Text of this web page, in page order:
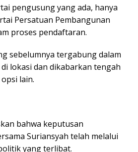
pengusung yang ada, hanya
Persatuan Pembangunan
proses pendaftaran.
sebelumnya tergabung dalam
lokasi dan dikabarkan tengah
lain.
bahwa keputusan
Suriansyah telah melalui
yang terlibat.